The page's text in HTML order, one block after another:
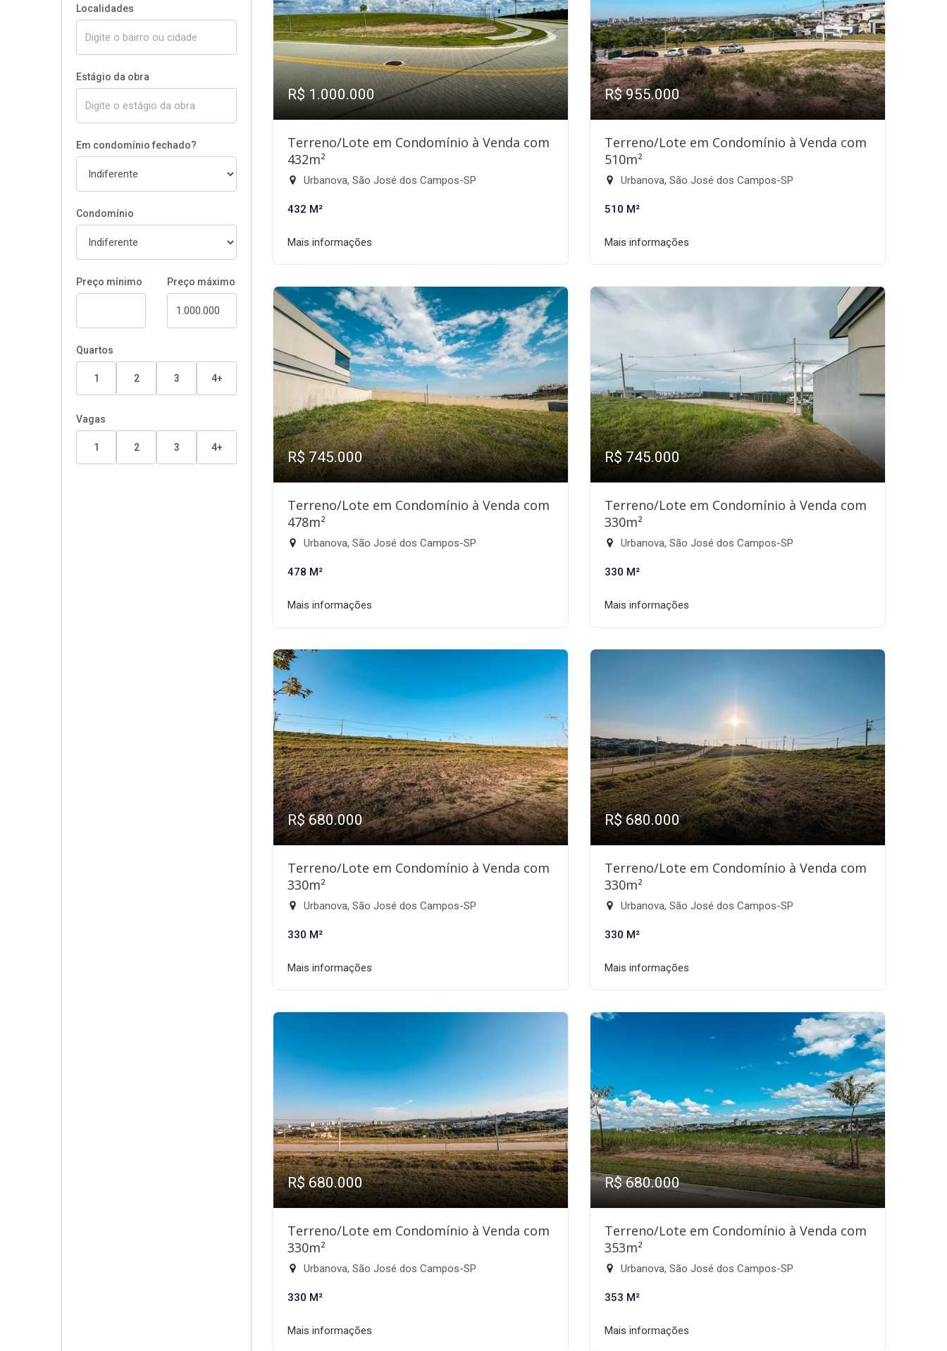
Localidades
Estágio da obra
Em condomínio fechado?
Condomínio
Preço mínimo Preço máximo
Quartos
1 2 3 4+
Vagas
1 2 3 4+
R$ 1.000.000
Terreno/Lote em Condomínio à Venda com
432m²
Urbanova, São José dos Campos-SP
432 M²
Mais informações
R$ 955.000
Terreno/Lote em Condomínio à Venda com
510m²
Urbanova, São José dos Campos-SP
510 M²
Mais informações
R$ 745.000
Terreno/Lote em Condomínio à Venda com
478m²
Urbanova, São José dos Campos-SP
478 M²
Mais informações
R$ 745.000
Terreno/Lote em Condomínio à Venda com
330m²
Urbanova, São José dos Campos-SP
330 M²
Mais informações
R$ 680.000
Terreno/Lote em Condomínio à Venda com
330m²
Urbanova, São José dos Campos-SP
330 M²
Mais informações
R$ 680.000
Terreno/Lote em Condomínio à Venda com
330m²
Urbanova, São José dos Campos-SP
330 M²
Mais informações
R$ 680.000
Terreno/Lote em Condomínio à Venda com
330m²
Urbanova, São José dos Campos-SP
330 M²
Mais informações
R$ 680.000
Terreno/Lote em Condomínio à Venda com
353m²
Urbanova, São José dos Campos-SP
353 M²
Mais informações